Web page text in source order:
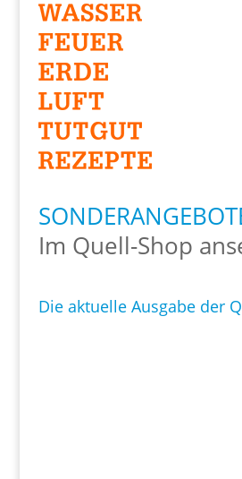
Im Quell-Shop
Die aktuelle Ausgabe der